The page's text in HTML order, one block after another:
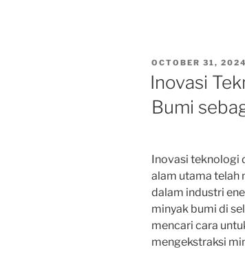
POSTED
ON
OCTOBER 31, 2024
Inovasi
Bumi
Inovasi teknologi
alam utama telah
dalam industri
minyak bumi di
mencari cara
mengekstraksi